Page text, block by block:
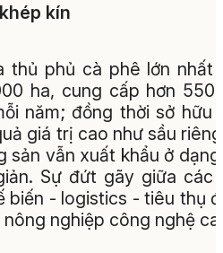
kín
thủ phủ cà phê lớn nhất
ha, cung cấp hơn
năm; đồng thời sở hữu
giá trị cao như sầu
sản vẫn xuất khẩu ở
Sự đứt gãy giữa các
biến - logistics - tiêu thụ
nghiệp công nghệ